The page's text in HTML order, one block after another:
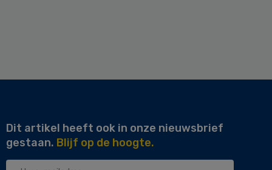
Dit artikel heeft ook in onze nieuwsbrief
gestaan. Blijf op de hoogte.
Uw